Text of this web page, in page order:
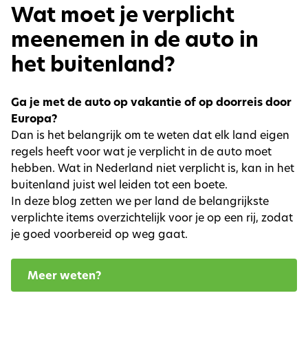
Wat moet je verplicht
meenemen in de auto in
het buitenland?
Ga je met de auto op vakantie of op doorreis door
Europa?
Dan is het belangrijk om te weten dat elk land eigen
regels heeft voor wat je verplicht in de auto moet
hebben. Wat in Nederland niet verplicht is, kan in het
buitenland juist wel leiden tot een boete.
In deze blog zetten we per land de belangrijkste
verplichte items overzichtelijk voor je op een rij, zodat
je goed voorbereid op weg gaat.
Meer weten?